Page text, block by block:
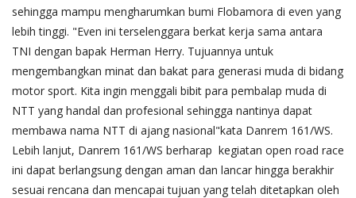
sehingga mampu mengharumkan bumi Flobamora di even yang
lebih tinggi. "Even ini terselenggara berkat kerja sama antara
TNI dengan bapak Herman Herry. Tujuannya untuk
mengembangkan minat dan bakat para generasi muda di bidang
motor sport. Kita ingin menggali bibit para pembalap muda di
NTT yang handal dan profesional sehingga nantinya dapat
membawa nama NTT di ajang nasional"kata Danrem 161/WS.
Lebih lanjut, Danrem 161/WS berharap kegiatan open road race
ini dapat berlangsung dengan aman dan lancar hingga berakhir
sesuai rencana dan mencapai tujuan yang telah ditetapkan oleh